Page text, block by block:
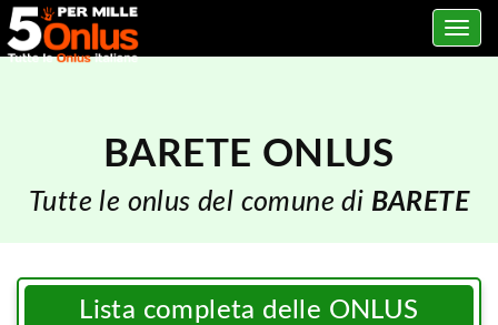
Toggle
BARETE ONLUS
Tutte le onlus del comune di BARETE
Lista completa delle ONLUS